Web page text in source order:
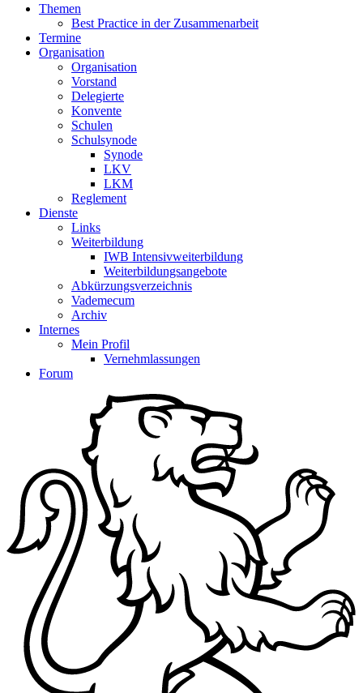
Themen
Best Practice in der Zusammenarbeit
Termine
Organisation
Organisation
Vorstand
Delegierte
Konvente
Schulen
Schulsynode
Synode
LKV
LKM
Reglement
Dienste
Links
Weiterbildung
IWB Intensivweiterbildung
Weiterbildungsangebote
Abkürzungsverzeichnis
Vademecum
Archiv
Internes
Mein Profil
Vernehmlassungen
Forum